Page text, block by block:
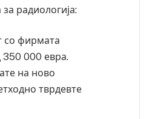
радиологија:
со фирмата
000 евра.
на ново
тврдевте